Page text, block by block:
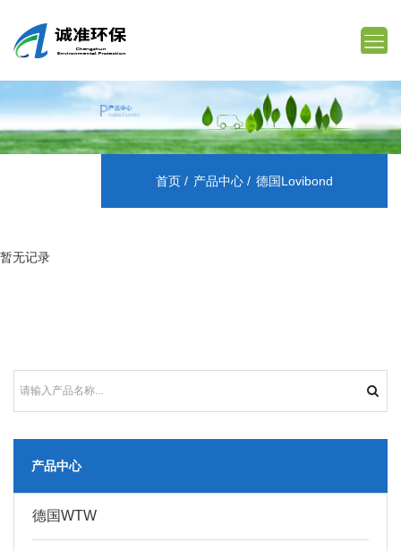
首页 产品中心 德国Lovibond
暂无记录
产品中心
德国WTW